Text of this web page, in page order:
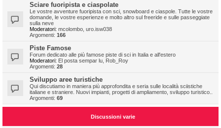
Sciare fuoripista e ciaspolate
Le vostre avventure fuoripista con sci, snowboard e ciaspole. Tutte le vostre
domande, le vostre esperienze e molto altro sul freeride e sulle passeggiate
sulla neve
Moderatori: mcolombo uro.isw038
Argomenti: 166
Piste Famose
Forum dedicato alle più famose piste di sci in Italia e all'estero
Moderatori: El posta sempar lu Rob_Roy
Argomenti: 28
Sviluppo aree turistiche
Qui discutiamo in maniera più approfondita e seria sulle località sciistiche
italiane e straniere. Nuovi impianti, progetti di ampliamento, sviluppo turistico..
Argomenti: 69
Discussioni varie